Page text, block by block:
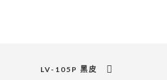
LV-105P 黑皮